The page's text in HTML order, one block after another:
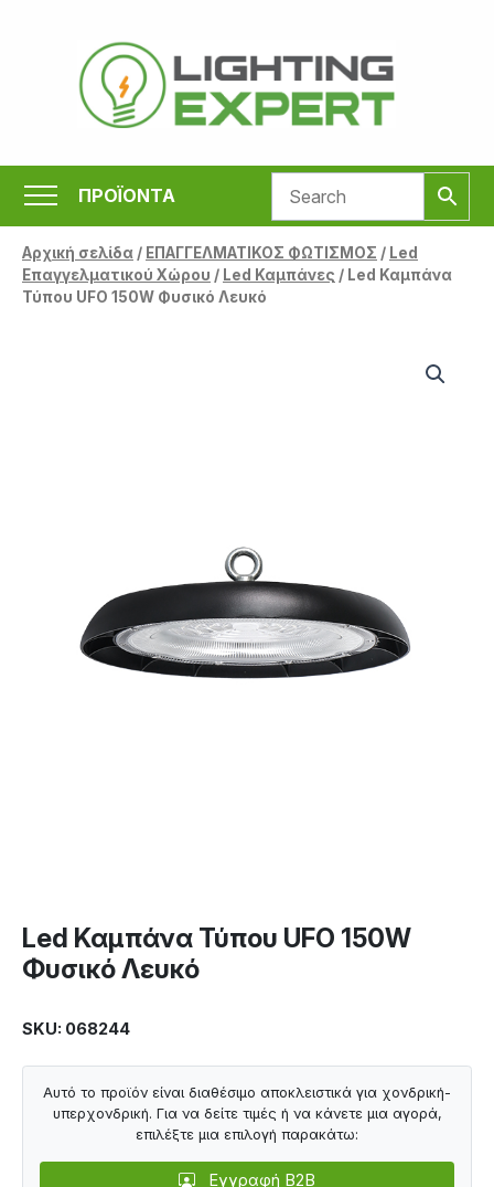
περιεχόμενο
ΠΡΟΪΟΝΤΑ
Αρχική σελίδα/ ΕΠΑΓΓΕΛΜΑΤΙΚΟΣ ΦΩΤΙΣΜΟΣ / Led
Επαγγελματικού Χώρου / Led Καμπάνες / Led Καμπάνα
Τύπου UFO 150W Φυσικό Λευκό
Led Καμπάνα Τύπου UFO 150W
Φυσικό Λευκό
SKU: 068244
Αυτό το προϊόν είναι διαθέσιμο αποκλειστικά για χονδρική-
υπερχονδρική. Για να δείτε τιμές ή να κάνετε μια αγορά,
επιλέξτε μια επιλογή παρακάτω:
Εγγραφή B2B